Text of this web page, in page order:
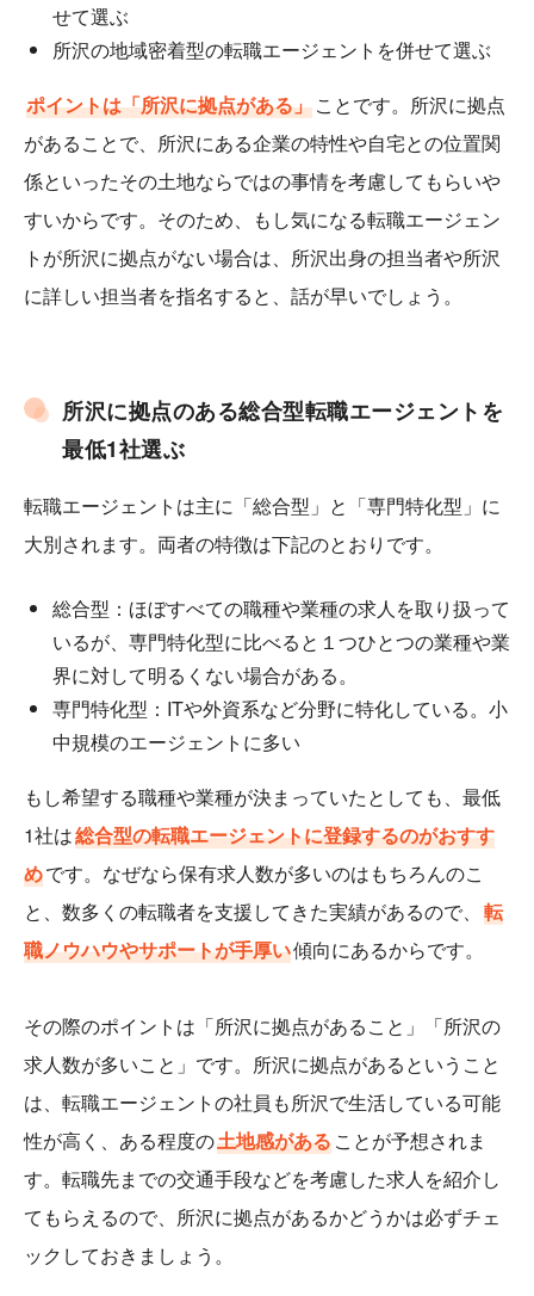
せて選ぶ
所沢の地域密着型の転職エージェントを併せて選ぶ
ポイントは「所沢に拠点がある」ことです。所沢に拠点
があることで、所沢にある企業の特性や自宅との位置関
係といったその土地ならではの事情を考慮してもらいや
すいからです。そのため、もし気になる転職エージェン
トが所沢に拠点がない場合は、所沢出身の担当者や所沢
に詳しい担当者を指名すると、話が早いでしょう。
所沢に拠点のある総合型転職エージェントを
最低1社選ぶ
転職エージェントは主に「総合型」と「専門特化型」に
大別されます。両者の特徴は下記のとおりです。
総合型：ほぼすべての職種や業種の求人を取り扱って
いるが、専門特化型に比べると１つひとつの業種や業
界に対して明るくない場合がある。
専門特化型：ITや外資系など分野に特化している。小
中規模のエージェントに多い
もし希望する職種や業種が決まっていたとしても、最低
1社は総合型の転職エージェントに登録するのがおすす
めです。なぜなら保有求人数が多いのはもちろんのこ
と、数多くの転職者を支援してきた実績があるので、 転
職ノウハウやサポートが手厚い傾向にあるからです。
その際のポイントは「所沢に拠点があること」「所沢の
求人数が多いこと」です。所沢に拠点があるということ
は、転職エージェントの社員も所沢で生活している可能
性が高く、ある程度の土地感があることが予想されま
す。転職先までの交通手段などを考慮した求人を紹介し
てもらえるので、所沢に拠点があるかどうかは必ずチェ
ックしておきましょう。